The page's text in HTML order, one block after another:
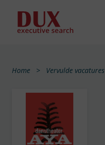
Home Vervulde vacatures